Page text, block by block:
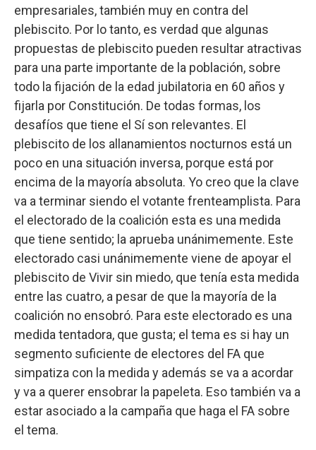
empresariales, también muy en contra del
plebiscito. Por lo tanto, es verdad que algunas
propuestas de plebiscito pueden resultar atractivas
para una parte importante de la población, sobre
todo la fijación de la edad jubilatoria en 60 años y
fijarla por Constitución. De todas formas, los
desafíos que tiene el Sí son relevantes. El
plebiscito de los allanamientos nocturnos está un
poco en una situación inversa, porque está por
encima de la mayoría absoluta. Yo creo que la clave
va a terminar siendo el votante frenteamplista. Para
el electorado de la coalición esta es una medida
que tiene sentido; la aprueba unánimemente. Este
electorado casi unánimemente viene de apoyar el
plebiscito de Vivir sin miedo, que tenía esta medida
entre las cuatro, a pesar de que la mayoría de la
coalición no ensobró. Para este electorado es una
medida tentadora, que gusta; el tema es si hay un
segmento suficiente de electores del FA que
simpatiza con la medida y además se va a acordar
y va a querer ensobrar la papeleta. Eso también va a
estar asociado a la campaña que haga el FA sobre
el tema.